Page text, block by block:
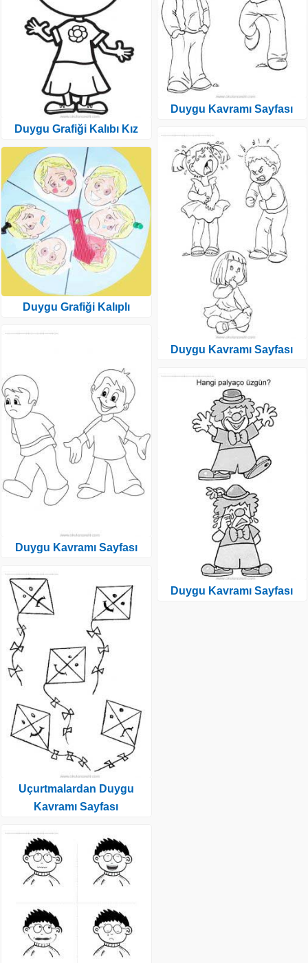
Duygu Grafiği Kalıbı Kız
Duygu Grafiği Kalıplı
Duygu Kavramı Sayfası
Uçurtmalardan Duygu
Kavramı Sayfası
Duygu Kavramı Sayfası
Duygu Kavramı Sayfası
Duygu Kavramı Sayfası